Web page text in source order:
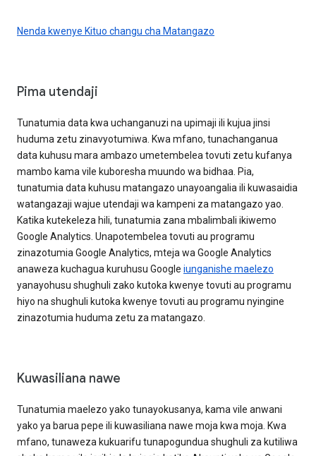
Nenda kwenye Kituo changu cha Matangazo
Pima utendaji
Tunatumia data kwa uchanganuzi na upimaji ili kujua jinsi
huduma zetu zinavyotumiwa. Kwa mfano, tunachanganua
data kuhusu mara ambazo umetembelea tovuti zetu kufanya
mambo kama vile kuboresha muundo wa bidhaa. Pia,
tunatumia data kuhusu matangazo unayoangalia ili kuwasaidia
watangazaji wajue utendaji wa kampeni za matangazo yao.
Katika kutekeleza hili, tunatumia zana mbalimbali ikiwemo
Google Analytics. Unapotembelea tovuti au programu
zinazotumia Google Analytics, mteja wa Google Analytics
anaweza kuchagua kuruhusu Google iunganishe maelezo
yanayohusu shughuli zako kutoka kwenye tovuti au programu
hiyo na shughuli kutoka kwenye tovuti au programu nyingine
zinazotumia huduma zetu za matangazo.
Kuwasiliana nawe
Tunatumia maelezo yako tunayokusanya, kama vile anwani
yako ya barua pepe ili kuwasiliana nawe moja kwa moja. Kwa
mfano, tunaweza kukuarifu tunapogundua shughuli za kutiliwa